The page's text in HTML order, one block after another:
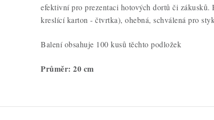
efektivní pro prezentaci hotových dortů či zákusků.
kreslící karton - čtvrtka), ohebná, schválená pro
Balení obsahuje 100 kusů těchto podložek
Průměr: 20 cm